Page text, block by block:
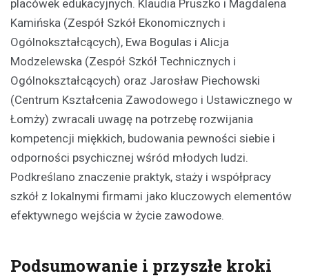
placówek edukacyjnych. Klaudia Pruszko i Magdalena
Kamińska (Zespół Szkół Ekonomicznych i
Ogólnokształcących), Ewa Bogulas i Alicja
Modzelewska (Zespół Szkół Technicznych i
Ogólnokształcących) oraz Jarosław Piechowski
(Centrum Kształcenia Zawodowego i Ustawicznego w
Łomży) zwracali uwagę na potrzebę rozwijania
kompetencji miękkich, budowania pewności siebie i
odporności psychicznej wśród młodych ludzi.
Podkreślano znaczenie praktyk, staży i współpracy
szkół z lokalnymi firmami jako kluczowych elementów
efektywnego wejścia w życie zawodowe.
Podsumowanie i przyszłe kroki